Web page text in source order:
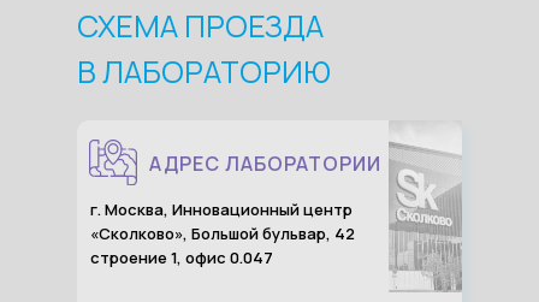
СХЕМА ПРОЕЗДА
В ЛАБОРАТОРИЮ
г. Москва, Инновационный центр
«Сколково», Большой бульвар, 42
строение 1, офис 0.047
АДРЕС ЛАБОРАТОРИИ